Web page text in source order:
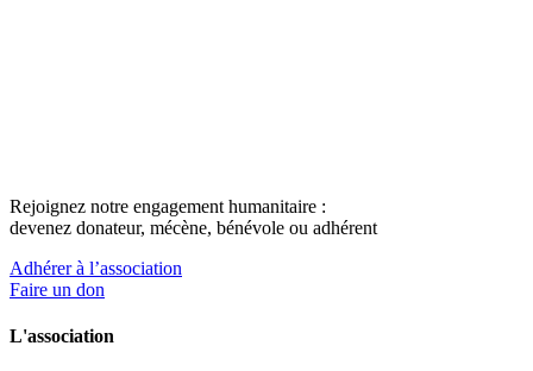
Rejoignez notre engagement humanitaire :
devenez donateur, mécène, bénévole ou adhérent
Adhérer à l’association
Faire un don
L'association